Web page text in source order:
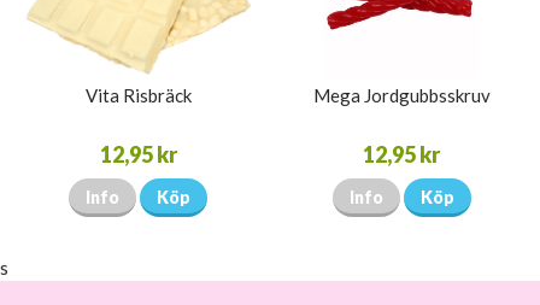
Vita Risbräck
12,95 kr
Info Köp
Mega Jordgubbsskruv
12,95 kr
Info Köp
s